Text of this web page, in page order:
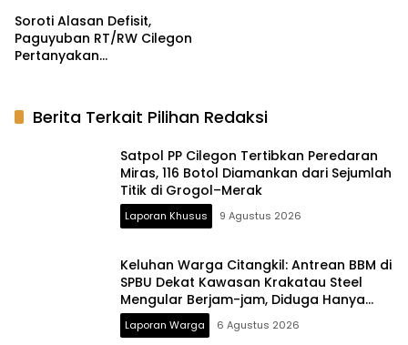
Soroti Alasan Defisit,
Paguyuban RT/RW Cilegon
Pertanyakan
Anggaran Pusat
Berita Terkait Pilihan Redaksi
Satpol PP Cilegon Tertibkan Peredaran
Miras, 116 Botol Diamankan dari Sejumlah
Titik di Grogol–Merak
Laporan Khusus 9 Agustus 2026
Keluhan Warga Citangkil: Antrean BBM di
SPBU Dekat Kawasan Krakatau Steel
Mengular Berjam-jam, Diduga Hanya
Dua Nozzle Motor Beroperasi pada
Malam Hari
Laporan Warga 6 Agustus 2026